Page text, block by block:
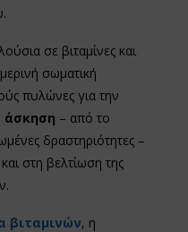
σε βιταμίνες και
σωματική
πυλώνες για την
άσκηση – από το
δραστηριότητες –
στη βελτίωση της
βιταμινών, η